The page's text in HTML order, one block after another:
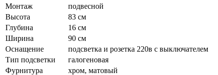
Монтаж
подвесной
Высота
83 см
Глубина
16 см
Ширина
90 см
Оснащение
подсветка и розетка 220в с выключателем
Тип подсветки
галогеновая
Фурнитура
хром, матовый